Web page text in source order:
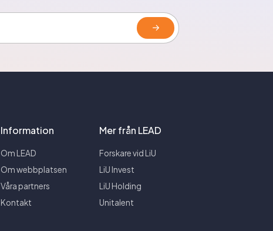
Information
Om LEAD
Om webbplatsen
Våra partners
Kontakt
Mer från LEAD
Forskare vid LiU
LiU Invest
LiU Holding
Unitalent